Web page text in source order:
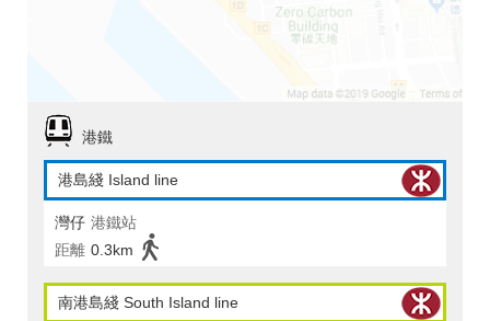
港鐵
港島綫 Island line
灣仔 港鐵站
距離 0.3km
南港島綫 South Island line